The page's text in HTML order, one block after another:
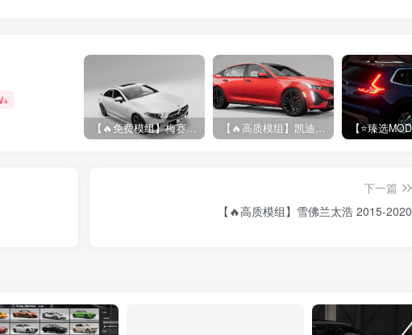
【🔥免费模组】梅赛德斯-奔驰CLS53 [免费] 【🔥高质模组】凯迪拉克 CT5 2020
下一篇
【🔥高质模组】雪佛兰太浩 2015-2020